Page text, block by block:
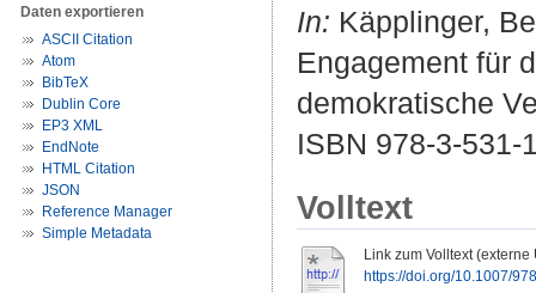
Daten exportieren
ASCII Citation
Atom
BibTeX
Dublin Core
EP3 XML
EndNote
HTML Citation
JSON
Reference Manager
Simple Metadata
In: Käpplinger,
Engagement für
demokratische
ISBN 978-3-531-
Volltext
Link zum Volltext (externe
https://doi.org/10.1007/